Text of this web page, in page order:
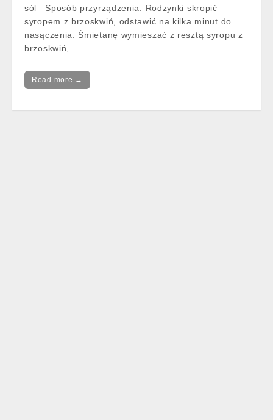
sól Sposób przyrządzenia: Rodzynki skropić
syropem z brzoskwiń, odstawić na kilka minut do
nasączenia. Śmietanę wymieszać z resztą syropu z
brzoskwiń,…
Read more →